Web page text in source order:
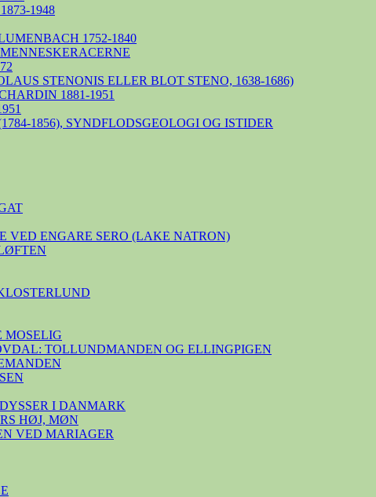
1948
1752-1840
STENONIS ELLER BLOT STENO, 1638-1686)
1881-1951
1856), SYNDFLODSGEOLOGI OG ISTIDER
VED ENGARE SERO (LAKE NATRON)
MOSELIG
TOLLUNDMANDEN OG ELLINGPIGEN
I DANMARK
HØJ, MØN
VED MARIAGER